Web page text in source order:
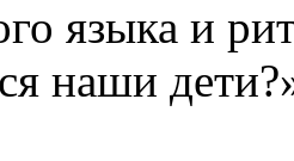
языка и
наши